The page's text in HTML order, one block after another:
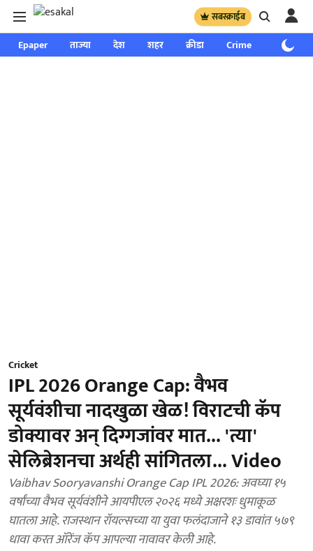
सबस्क्राईब
Epaper ताज्या देश शहर क्रीडा Crime साप्ताहिक
Cricket
IPL 2026 Orange Cap: वैभव
सूर्यवंशीचा नादखुळा खेळ! विराटची कॅप
डोक्यावर अन् दिग्गजांवर मात... 'त्या'
सेलिब्रेशनचा अर्थही सांगितला... Video
Vaibhav Sooryavanshi Orange Cap IPL 2026: अवघ्या १५
वर्षांच्या वैभव सूर्यवंशीने आयपीएल २०२६ मध्ये अक्षरशः धुमाकूळ
घातला आहे. राजस्थान रॉयल्सच्या या युवा फलंदाजाने १३ डावांत ५७९
धावा करत ऑरेंज कॅप आपल्या नावावर केली आहे.